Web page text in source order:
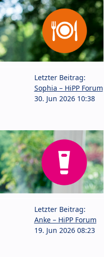
Letzter Beitrag:
Sophia – HiPP Forum
30. Jun 2026 10:38
Letzter Beitrag:
Anke – HiPP Forum
19. Jun 2026 08:23